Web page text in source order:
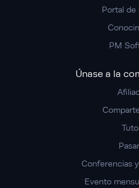
Portal de
PM
Únase a la
Conferencias
Evento